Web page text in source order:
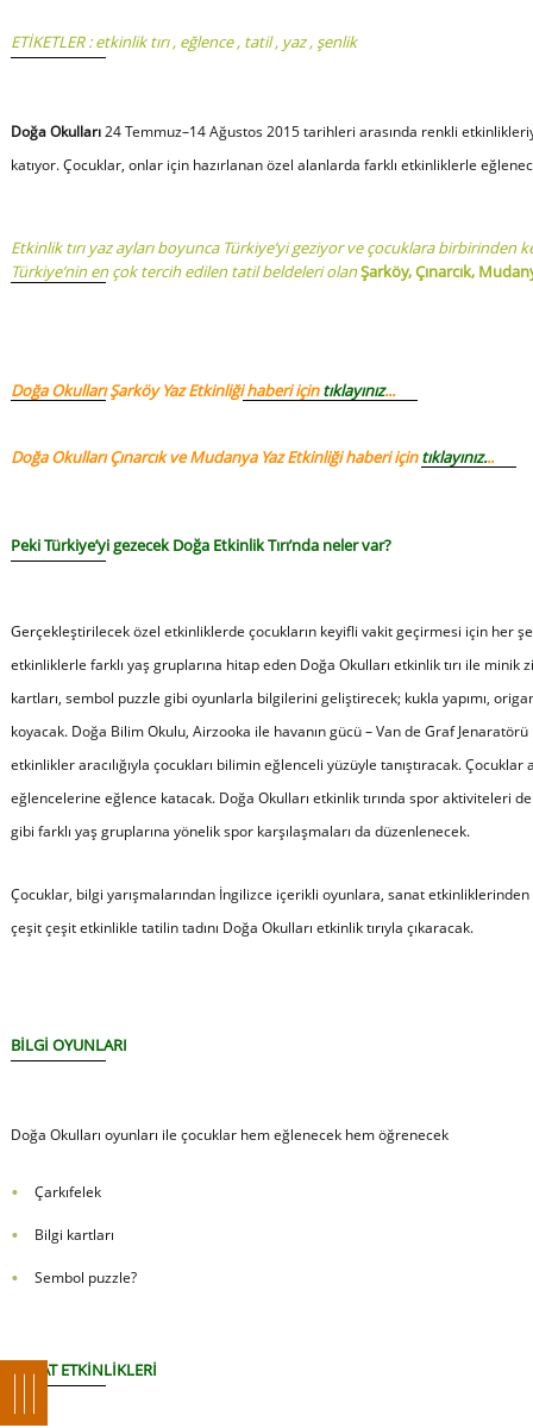
ETİKETLER :etkinlik tırı, eğlence, tatil, yaz,şenlik
Doğa Okulları24 Temmuz–14 Ağustos 2015 tarihleri arasında renkli
katıyor. Çocuklar, onlar için hazırlanan özel alanlarda farklı etkinliklerle
Etkinlik tırı yaz ayları boyunca Türkiye’yi geziyor ve çocuklara birbirinden
Türkiye’nin en çok tercih edilen tatil beldeleri olanŞarköy, Çınarcık,
Doğa Okulları Şarköy Yaz Etkinliğihaberi içintıklayınız...
Doğa Okulları Çınarcık ve Mudanya Yaz Etkinliği haberi içintıklayınız...
Peki Türkiye’yi gezecek Doğa Etkinlik Tırı’nda neler var?
Gerçekleştirilecek özel etkinliklerde çocukların keyifli vakit geçirmesi için her
etkinliklerle farklı yaş gruplarına hitap eden Doğa Okulları etkinlik tırı ile
kartları, sembol puzzle gibi oyunlarla bilgilerini geliştirecek; kukla yapımı,
koyacak. Doğa Bilim Okulu, Airzooka ile havanın gücü – Van de Graf
etkinlikler aracılığıyla çocukları bilimin eğlenceli yüzüyle tanıştıracak.
eğlencelerine eğlence katacak. Doğa Okulları etkinlik tırında spor aktiviteleri
gibi farklı yaş gruplarına yönelik spor karşılaşmaları da düzenlenecek.
Çocuklar, bilgi yarışmalarından İngilizce içerikli oyunlara, sanat
çeşit çeşit etkinlikle tatilin tadını Doğa Okulları etkinlik tırıyla çıkaracak.
BİLGİ OYUNLARI
Doğa Okulları oyunları ile çocuklar hem eğlenecek hem öğrenecek
Çarkıfelek
Bilgi kartları
Sembol puzzle?
SANAT ETKİNLİKLERİ